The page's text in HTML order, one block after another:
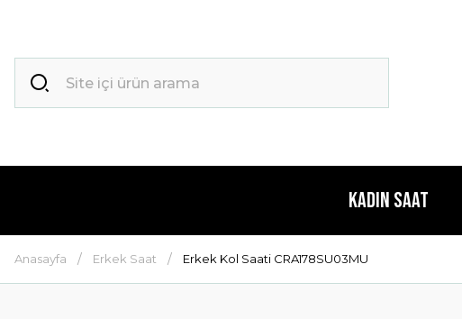
Kadın Saat
Anasayfa Erkek Saat Erkek Kol Saati CRA178SU03MU